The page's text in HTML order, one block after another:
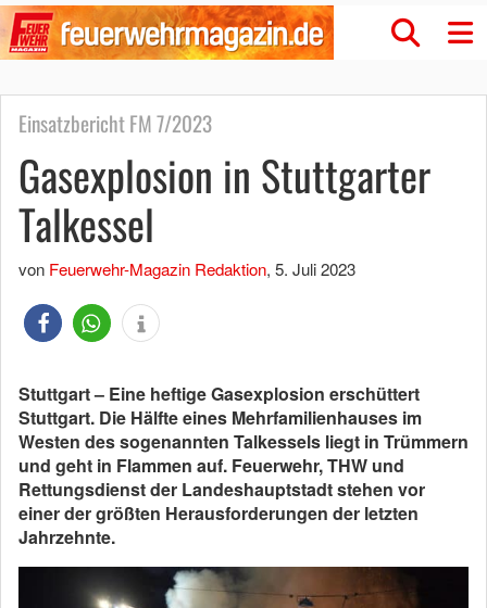
Einsatzbericht FM 7/2023
Gasexplosion in Stuttgarter
Talkessel
von Feuerwehr-Magazin Redaktion, 5. Juli 2023
Stuttgart – Eine heftige Gasexplosion erschüttert
Stuttgart. Die Hälfte eines Mehrfamilienhauses im
Westen des sogenannten Talkessels liegt in Trümmern
und geht in Flammen auf. Feuerwehr, THW und
Rettungsdienst der Landeshauptstadt stehen vor
einer der größten Herausforderungen der letzten
Jahrzehnte.